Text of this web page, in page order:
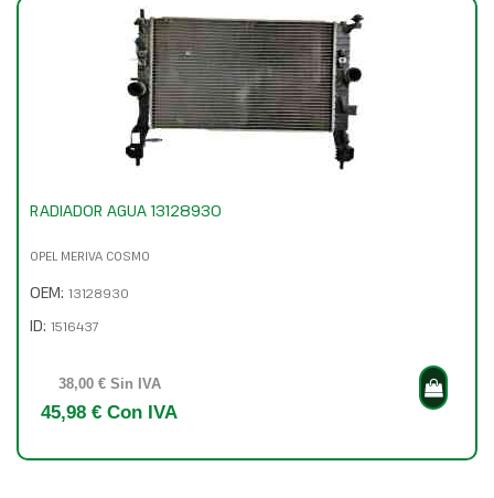
RADIADOR AGUA 13128930
OPEL MERIVA COSMO
OEM: 13128930
ID: 1516437
38,00 € Sin IVA
45,98 € Con IVA